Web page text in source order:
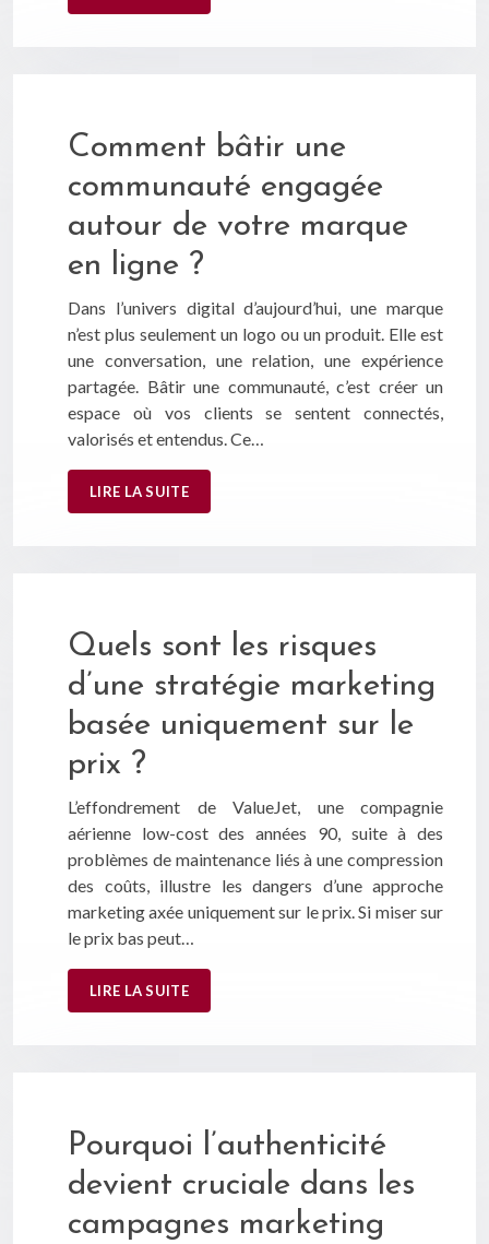
Comment bâtir une
communauté engagée
autour de votre marque
en ligne ?
Dans l’univers digital d’aujourd’hui, une marque
n’est plus seulement un logo ou un produit. Elle est
une conversation, une relation, une expérience
partagée. Bâtir une communauté, c’est créer un
espace où vos clients se sentent connectés,
valorisés et entendus. Ce…
LIRE LA SUITE
Quels sont les risques
d’une stratégie marketing
basée uniquement sur le
prix ?
L’effondrement de ValueJet, une compagnie
aérienne low-cost des années 90, suite à des
problèmes de maintenance liés à une compression
des coûts, illustre les dangers d’une approche
marketing axée uniquement sur le prix. Si miser sur
le prix bas peut…
LIRE LA SUITE
Pourquoi l’authenticité
devient cruciale dans les
campagnes marketing